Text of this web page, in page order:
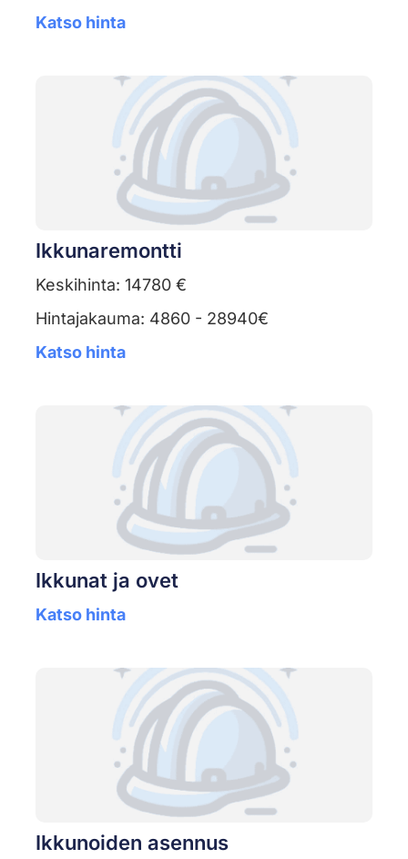
Katso hinta
Ikkunaremontti
Keskihinta: 14780 €
Hintajakauma: 4860 - 28940€
Katso hinta
Ikkunat ja ovet
Katso hinta
Ikkunoiden asennus